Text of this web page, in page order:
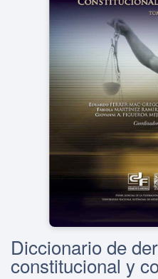
Diccionario de
constitucional y